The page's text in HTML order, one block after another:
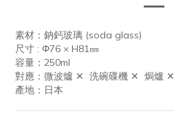
素材：鈉鈣玻璃 (soda glass)
尺寸 : Φ76 × H81㎜
容量：250ml
對應：微波爐 ✕ 洗碗碟機 ✕ 焗爐 ✕
產地：日本